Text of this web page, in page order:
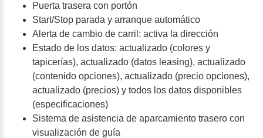
Puerta trasera con portón
Start/Stop parada y arranque automático
Alerta de cambio de carril: activa la dirección
Estado de los datos: actualizado (colores y
tapicerías), actualizado (datos leasing), actualizado
(contenido opciones), actualizado (precio opciones),
actualizado (precios) y todos los datos disponibles
(especificaciones)
Sistema de asistencia de aparcamiento trasero con
visualización de guía